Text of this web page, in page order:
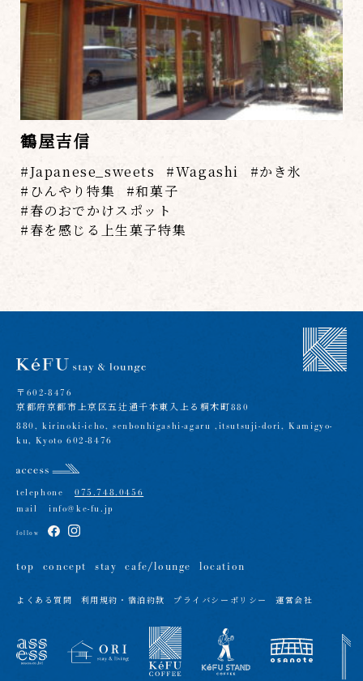
鶴屋吉信
Japanese_sweets Wagashi
かき氷
ひんやり特集
和菓子
春のおでかけスポット
春を感じる上生菓子特集
〒602-8476
京都府京都市上京区五辻通千本東入上る桐木町880
880, kirinoki-icho, senbonhigashi-agaru ,itsutsuji-dori, Kamigyo-
ku, Kyoto 602-8476
telephone 075.748.0456
mail info@ke-fu.jp
follow
top concept stay cafe/lounge location
よくある質問 利用規約・宿泊約款 プライバシーポリシー 運営会社